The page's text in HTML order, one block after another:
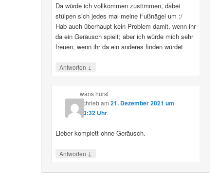
Da würde ich vollkommen zustimmen, dabei
stülpen sich jedes mal meine Fußnägel um :/
Hab auch überhaupt kein Problem damit, wenn ihr
da ein Geräusch spielt; aber ich würde mich sehr
freuen, wenn ihr da ein anderes finden würdet
Antworten ↓
wans hurst
schriebam 21. Dezember 2021 um
23:32 Uhr:
Lieber komplett ohne Geräusch.
Antworten ↓